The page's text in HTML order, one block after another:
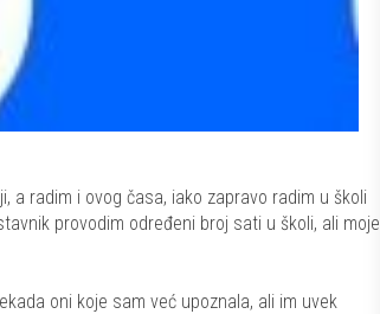
a radim i ovog časa, iako zapravo radim u školi
provodim određeni broj sati u školi, ali moje
oni koje sam već upoznala, ali im uvek